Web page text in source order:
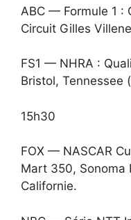
ABC — Formule 1 :
Circuit Gilles
FS1 — NHRA :
Bristol, Tennessee
15h30
FOX — NASCAR
Mart 350, Sonoma
Californie.